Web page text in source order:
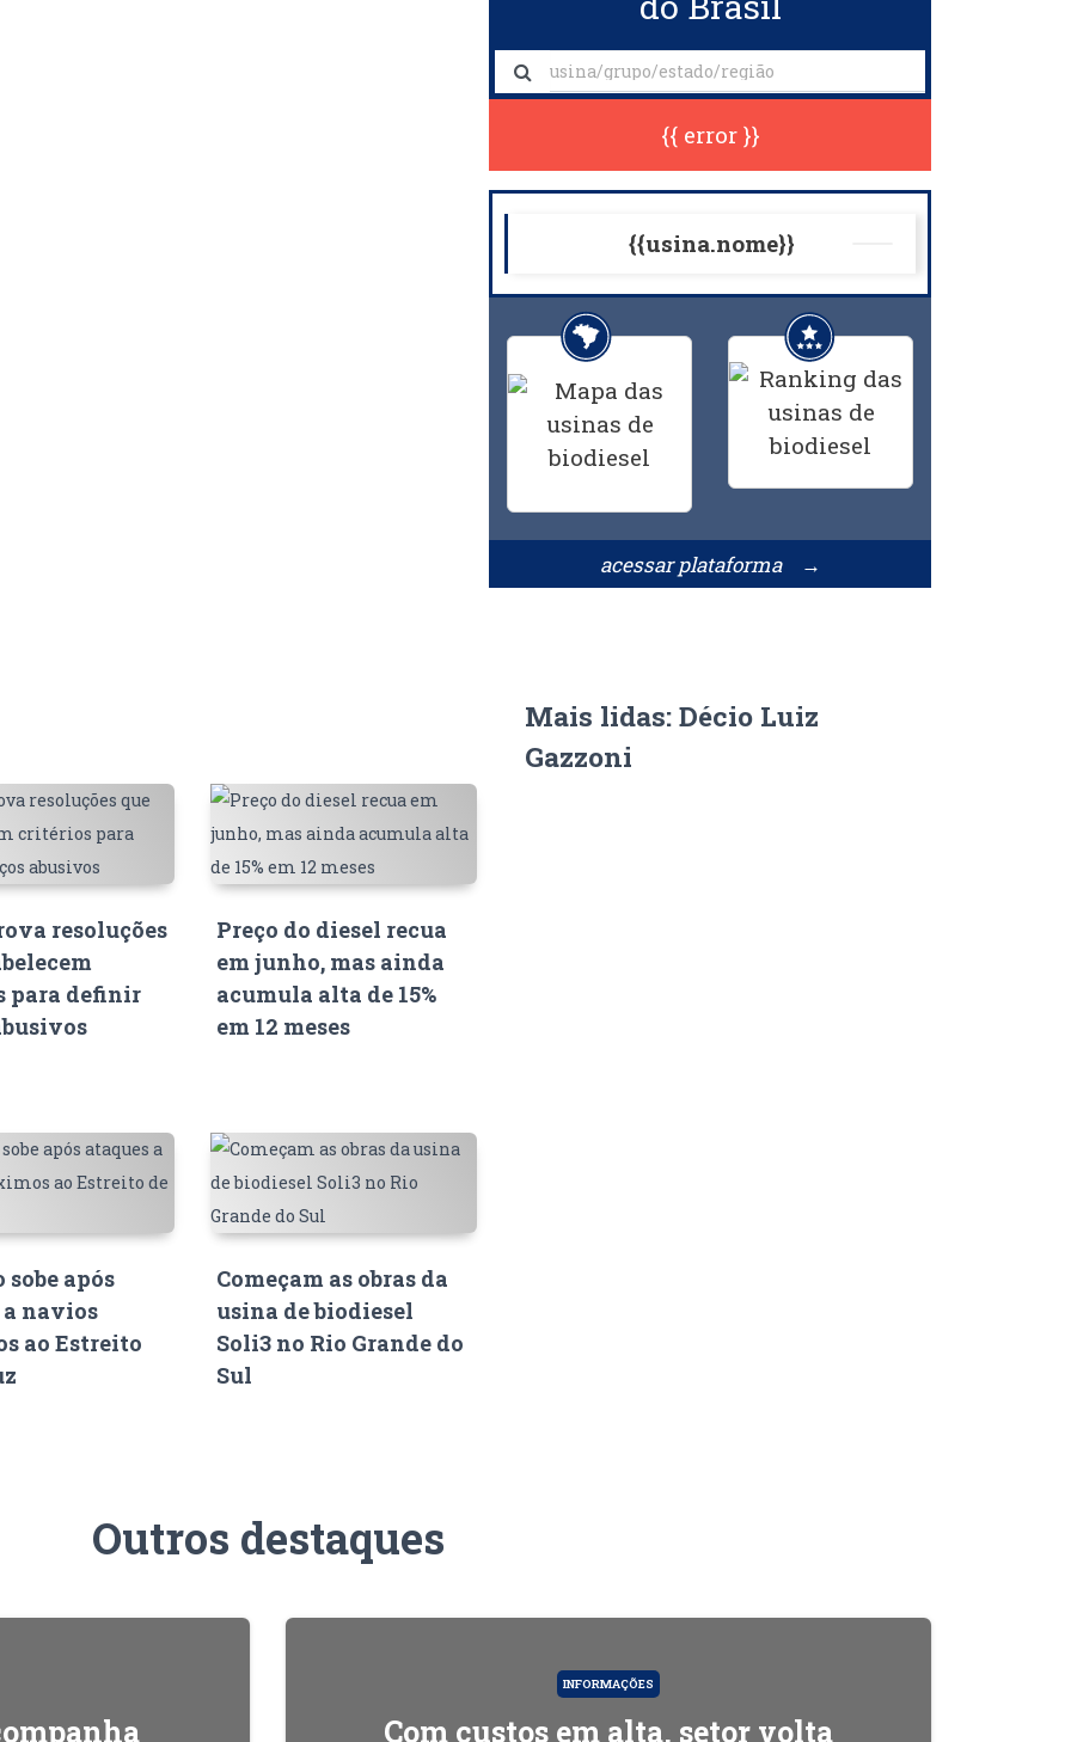
{{ error }}
{{usina.nome}}
acessar plataforma →
resoluções
para definir
Preço do diesel recua
em junho, mas ainda
acumula alta de 15%
em 12 meses
sobe após
a navios
ao Estreito
Começam as obras da
usina de biodiesel
Soli3 no Rio Grande do
Sul
Mais lidas: Décio Luiz
Gazzoni
Outros destaques
INFORMAÇÕES
Com custos em alta, setor volta